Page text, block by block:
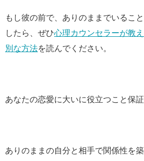
もし彼の前で、ありのままでいるこ
したら、ぜひ心理カウンセラーが教
別な方法を読んでください。
あなたの恋愛に大いに役立つこと保証
ありのままの自分と相手で関係性を